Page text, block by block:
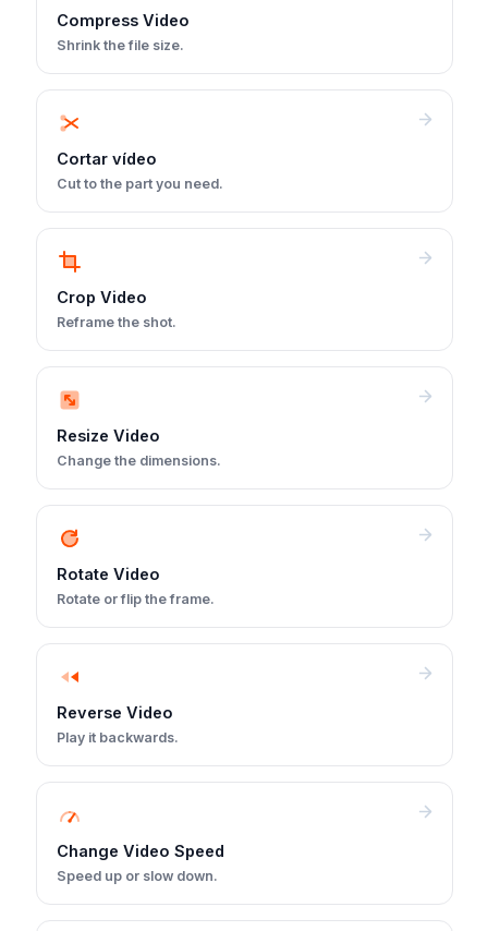
Compress Video
Shrink the file size.
Cortar vídeo
Cut to the part you need.
Crop Video
Reframe the shot.
Resize Video
Change the dimensions.
Rotate Video
Rotate or flip the frame.
Reverse Video
Play it backwards.
Change Video Speed
Speed up or slow down.